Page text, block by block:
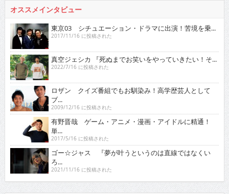
オススメインタビュー
東京03 シチュエーション・ドラマに出演！苦境を乗...
2017/11/16 に投稿された
真空ジェシカ 『死ぬまでお笑いをやっていきたい！そ...
2022/7/16 に投稿された
ロザン クイズ番組でもお馴染み！高学歴芸人として
ブ...
2009/12/16 に投稿された
有野晋哉 ゲーム・アニメ・漫画・アイドルに精通！
単...
2017/5/16 に投稿された
ゴー☆ジャス 『夢が叶うというのは直線ではなくい
ろ...
2021/11/16 に投稿された